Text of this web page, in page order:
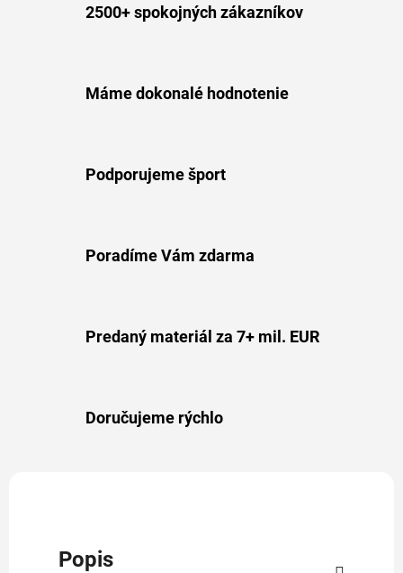
2500+ spokojných zákazníkov
Máme dokonalé hodnotenie
Podporujeme šport
Poradíme Vám zdarma
Predaný materiál za 7+ mil. EUR
Doručujeme rýchlo
Popis